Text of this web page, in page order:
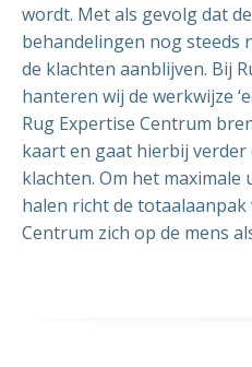
wordt. Met als gevolg dat
behandelingen nog steeds
de klachten aanblijven. Bij
hanteren wij de werkwijze
Rug Expertise Centrum
kaart en gaat hierbij verder
klachten. Om het maximale
halen richt de totaalaanpak
Centrum zich op de mens